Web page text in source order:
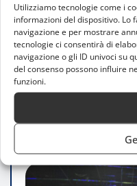
Utilizziamo tecnologie come i
informazioni del dispositivo. Lo
navigazione e per mostrare
tecnologie ci consentirà di
navigazione o gli ID univoci su
del consenso possono influire
funzioni.
Scopri i migliori
yoga all’aperto a
armonia nel cuore